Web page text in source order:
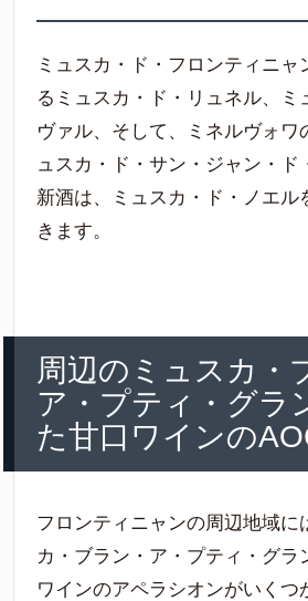
ミュスカ・ド・フロンティニャ
るミュスカ・ド・リュネル、ミ
ヴァル、そして、ミネルヴォワ
ュスカ・ド・サン・ジャン・ド
新酒は、ミュスカ・ド・ノエル
きます。
周辺のミュスカ・
ア・プティ・グラ
た甘口ワインの
フロンティニャンの周辺地域に
カ・ブラン・ア・プティ・グラ
ワインのアペラシオンがいくつ